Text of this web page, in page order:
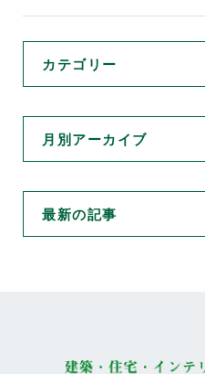
カテゴリー
月別アーカイブ
最新の記事